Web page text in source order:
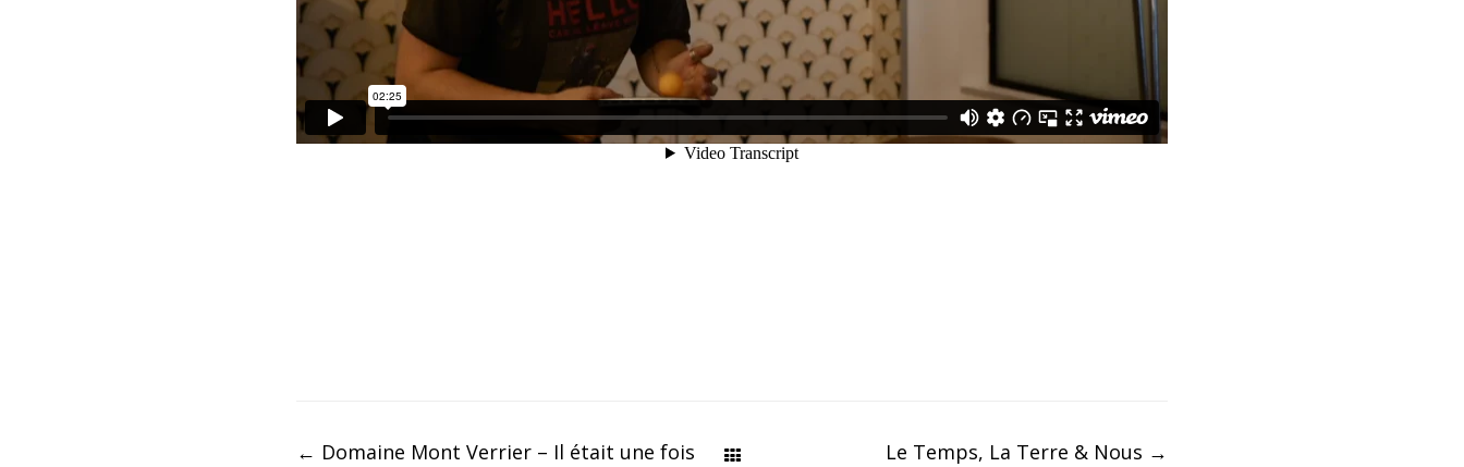
← Domaine Mont Verrier – Il était une fois Le Temps, La Terre & Nous →